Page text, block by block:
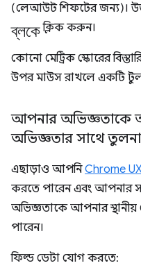
(লেআউট শিফটের জন্য)।
ব্লকেক্লিক করুন।
কোনো মেট্রিক স্কোরের
উপর মাউস রাখলে একটি
আপনার অভিজ্ঞতাকে
অভিজ্ঞতার সাথে
এছাড়াও আপনিChrome
করতে পারেন এবং আপনার
অভিজ্ঞতাকে আপনার স্থানীয়
পারেন।
ফিল্ড ডেটা যোগ করতে: